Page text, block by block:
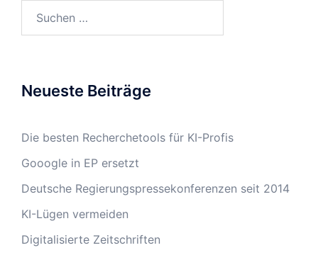
Neueste Beiträge
Die besten Recherchetools für KI-Profis
Gooogle in EP ersetzt
Deutsche Regierungspressekonferenzen seit 2014
KI-Lügen vermeiden
Digitalisierte Zeitschriften